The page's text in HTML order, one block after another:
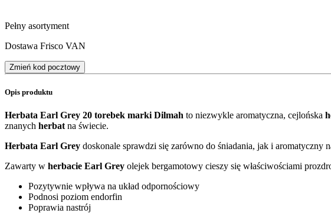
Pełny asortyment
Dostawa Frisco VAN
Zmień kod pocztowy
Opis produktu
Herbata Earl Grey 20 torebek marki Dilmah to niezwykle aromatyczna, cejlońska
znanych herbat na świecie.
Herbata Earl Grey doskonale sprawdzi się zarówno do śniadania, jak i aromatyczny
Zawarty w herbacie Earl Grey olejek bergamotowy cieszy się właściwościami
Pozytywnie wpływa na układ odpornościowy
Podnosi poziom endorfin
Poprawia nastrój